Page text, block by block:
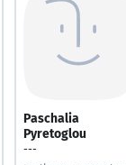
Paschalia
Pyretoglou
---